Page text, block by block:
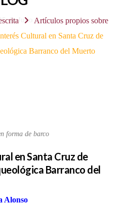
Artículos propios sobre
Cultural en Santa Cruz de
Barranco del Muerto
forma de barco
en Santa Cruz de
Barranco del
Alonso